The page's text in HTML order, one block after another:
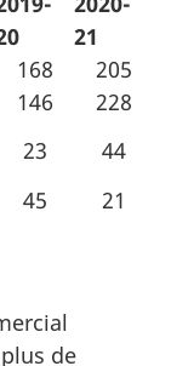
21
168
205
146
228
23
44
45 21
de